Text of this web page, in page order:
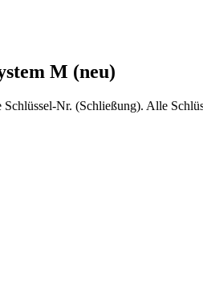
M (neu)
Nr. (Schließung). Alle